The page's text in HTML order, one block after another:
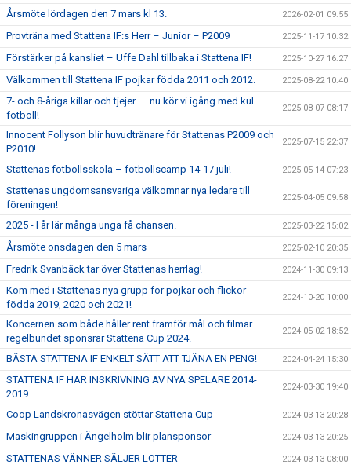
Årsmöte lördagen den 7 mars kl 13. 2026-02-01 09:55
Provträna med Stattena IF:s Herr – Junior – P2009 2025-11-17 10:32
Förstärker på kansliet – Uffe Dahl tillbaka i Stattena IF! 2025-10-27 16:27
Välkommen till Stattena IF pojkar födda 2011 och 2012. 2025-08-22 10:40
7- och 8-åriga killar och tjejer – nu kör vi igång med kul
fotboll!
2025-08-07 08:17
Innocent Follyson blir huvudtränare för Stattenas P2009 och
P2010!
2025-07-15 22:37
Stattenas fotbollsskola – fotbollscamp 14-17 juli! 2025-05-14 07:23
Stattenas ungdomsansvariga välkomnar nya ledare till
föreningen!
2025-04-05 09:58
2025 - I år lär många unga få chansen. 2025-03-22 15:02
Årsmöte onsdagen den 5 mars 2025-02-10 20:35
Fredrik Svanbäck tar över Stattenas herrlag! 2024-11-30 09:13
Kom med i Stattenas nya grupp för pojkar och flickor
födda 2019, 2020 och 2021!
2024-10-20 10:00
Koncernen som både håller rent framför mål och filmar
regelbundet sponsrar Stattena Cup 2024.
2024-05-02 18:52
BÄSTA STATTENA IF ENKELT SÄTT ATT TJÄNA EN PENG! 2024-04-24 15:30
STATTENA IF HAR INSKRIVNING AV NYA SPELARE 2014-
2019
2024-03-30 19:40
Coop Landskronasvägen stöttar Stattena Cup 2024-03-13 20:28
Maskingruppen i Ängelholm blir plansponsor 2024-03-13 20:25
STATTENAS VÄNNER SÄLJER LOTTER 2024-03-13 08:00